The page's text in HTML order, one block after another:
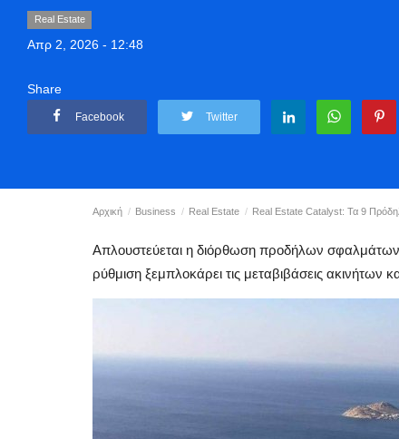
Real Estate
Απρ 2, 2026 - 12:48
Share
Facebook Twitter
Αρχική Business Real Estate Real Estate Catalyst: Τα 9
Απλουστεύεται η διόρθωση προδήλων
ρύθμιση ξεμπλοκάρει τις μεταβιβάσεις ακινήτων